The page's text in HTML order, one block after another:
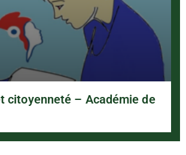
citoyenneté – Académie de